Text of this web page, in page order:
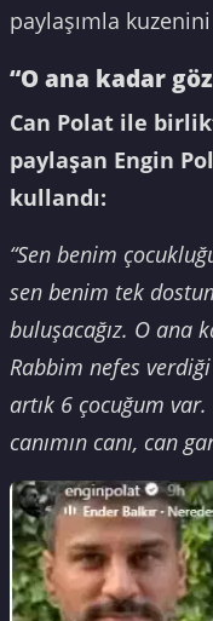
paylaşımla kuzenini
“O ana kadar
Can Polat ile
paylaşan Engin
kullandı:
“Sen benim
sen benim tek
buluşacağız. O ana
Rabbim nefes
artık 6 çocuğum
canımın canı, can